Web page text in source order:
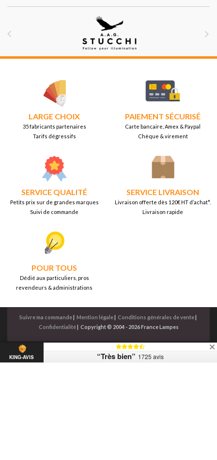
 
LARGE CHOIX
35 fabricants partenaires
Tarifs dégressifs
PAIEMENT SÉCURISÉ
Carte bancaire, Amex & Paypal
Chèque & virement
SERVICE QUALITÉ
Petits prix sur de grandes marques
Suivi de commande
SERVICE LIVRAISON
Livraison offerte dès 120€ HT d’achat*.
Livraison rapide
POUR TOUS
Dédié aux particuliers, pros
revendeurs & administrations
Suivre ma commande Mention légale Conditions générales de vente
Confidentialité| Copyright © 2004 - 2026 France Lampes
KING-AVIS “Très bien” 1725 avis